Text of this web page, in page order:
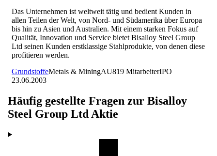
Das Unternehmen ist weltweit tätig und bedient Kunden in
allen Teilen der Welt, von Nord- und Südamerika über Europa
bis hin zu Asien und Australien. Mit einem starken Fokus auf
Qualität, Innovation und Service bietet Bisalloy Steel Group
Ltd seinen Kunden erstklassige Stahlprodukte, von denen diese
profitieren werden.
GrundstoffeMetals & MiningAU819 MitarbeiterIPO
23.06.2003
Häufig gestellte Fragen zur Bisalloy
Steel Group Ltd Aktie